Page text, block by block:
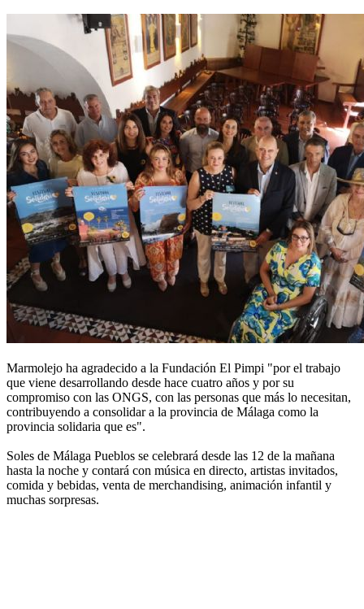
Marmolejo ha agradecido a la Fundación El Pimpi "por el trabajo
que viene desarrollando desde hace cuatro años y por su
compromiso con las ONGS, con las personas que más lo necesitan,
contribuyendo a consolidar a la provincia de Málaga como la
provincia solidaria que es".
Soles de Málaga Pueblos se celebrará desde las 12 de la mañana
hasta la noche y contará con música en directo, artistas invitados,
comida y bebidas, venta de merchandising, animación infantil y
muchas sorpresas.